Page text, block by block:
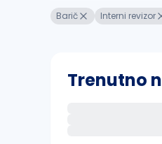
Barič Interni revizor
Trenutno